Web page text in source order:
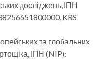
досліджень, ІПН
KRS
та глобальних
ІПН (NIP):